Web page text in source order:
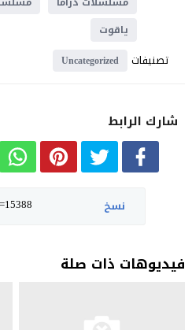
ياقوت
تصنيفات Uncategorized
شارك الرابط
نسخ
فيديوهات ذات صلة